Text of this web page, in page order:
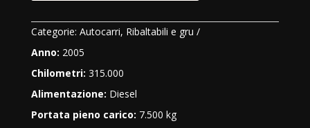
Categorie: Autocarri, Ribaltabili e gru
Anno: 2005
Chilometri: 315.000
Alimentazione: Diesel
Portata pieno carico: 7.500 kg